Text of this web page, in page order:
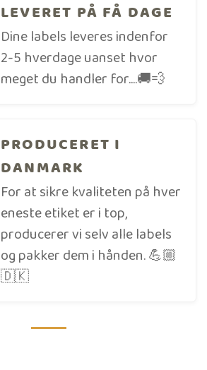
LEVERET PÅ FÅ DAGE
Dine labels leveres indenfor
2-5 hverdage uanset hvor
meget du handler for....🚚💨
PRODUCERET I
DANMARK
For at sikre kvaliteten på hver
eneste etiket er i top,
producerer vi selv alle labels
og pakker dem i hånden. 💪🏼
🇩🇰